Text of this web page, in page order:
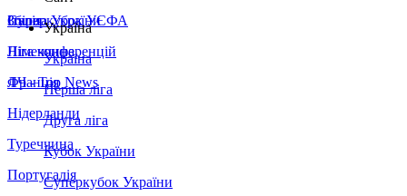
Збірна України
Італія
Німеччина
Франція
Нідерланди
Туреччина
Португалія
Суперкубок УЄФА
Ліга конференцій
ЛЧ - Top News
Україна
Україна
Перша ліга
Друга ліга
Кубок України
Суперкубок України